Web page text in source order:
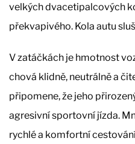
velkých dvacetipalcových
překvapivého. Kola autu
V zatáčkách je hmotnost
chová klidně, neutrálně a
připomene, že jeho
agresivní sportovní jízda.
rychlé a komfortní